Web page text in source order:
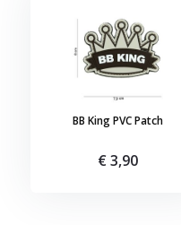
BB King PVC Patch
€ 3,90